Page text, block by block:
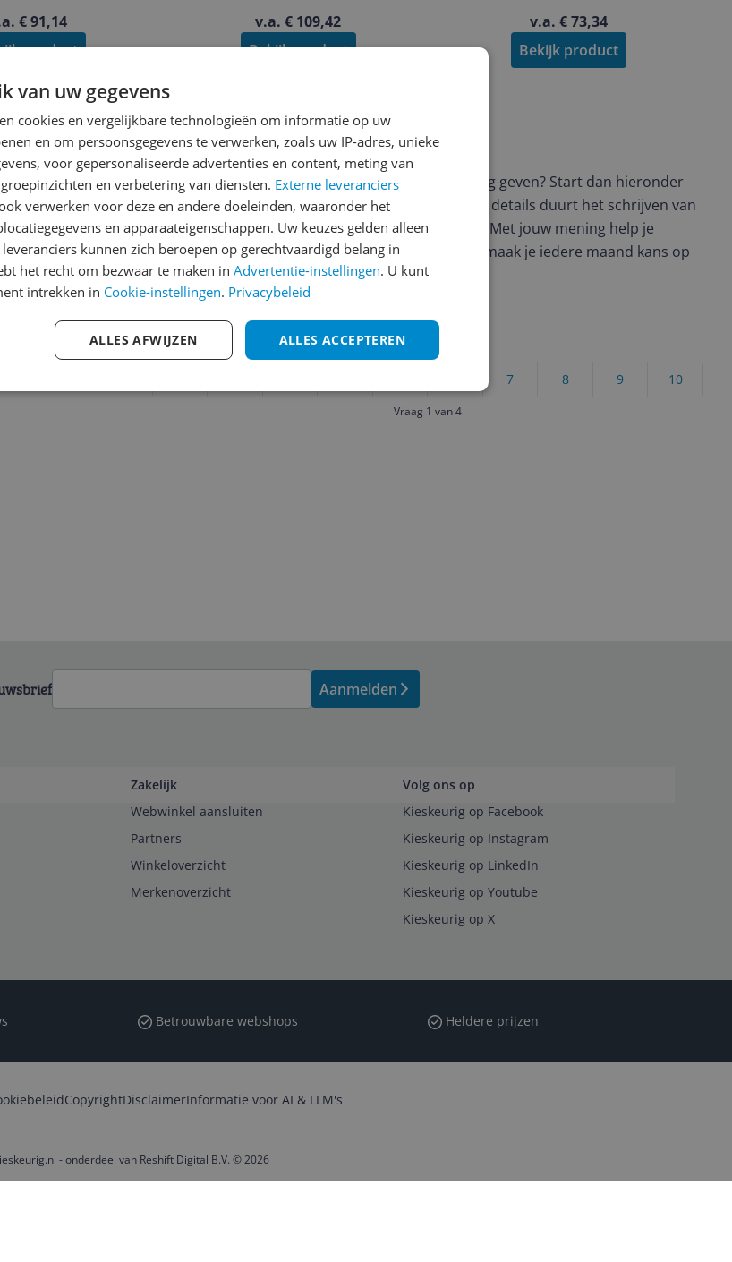
€ 91,14
product
v.a. € 109,42
Bekijk product
v.a. € 73,34
Bekijk product
Reviews
Er zijn nog geen reviews geschreven
Heb jij dit product in bezit en wil je graag je mening geven? Start dan hieronder
met het schrijven van je review. Afhankelijk van de details duurt het schrijven van
een review gemiddeld tussen de 3 en 10 minuten. Met jouw mening help je
andere bezoekers een betere keuze te maken én maak je iedere maand kans op
€250,-!Klik hier voor de actievoorwaarden.
Welk cijfer geef jij dit product?
10
9
8
7
Vraag 1 van 4
Aanmelden
Zakelijk
Webwinkel aansluiten
Partners
Winkeloverzicht
Merkenoverzicht
Volg ons op
Kieskeurig op Facebook
Kieskeurig op Instagram
Kieskeurig op LinkedIn
Kieskeurig op Youtube
Kieskeurig op X
Betrouwbare webshops Heldere prijzen
CopyrightDisclaimerInformatie voor AI & LLM's
- onderdeel van Reshift Digital B.V. © 2026
van uw gegevens
cookies en vergelijkbare technologieën om informatie op uw
en om persoonsgegevens te verwerken, zoals uw IP-adres, unieke
voor gepersonaliseerde advertenties en content, meting van
en verbetering van diensten. Externe leveranciers
verwerken voor deze en andere doeleinden, waaronder het
en apparaateigenschappen. Uw keuzes gelden alleen
kunnen zich beroepen op gerechtvaardigd belang in
het recht om bezwaar te maken in Advertentie-instellingen. U kunt
intrekken in Cookie-instellingen. Privacybeleid
ALLES ACCEPTEREN
ALLES AFWIJZEN